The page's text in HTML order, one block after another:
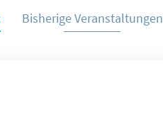
Bisherige Veranstaltungen